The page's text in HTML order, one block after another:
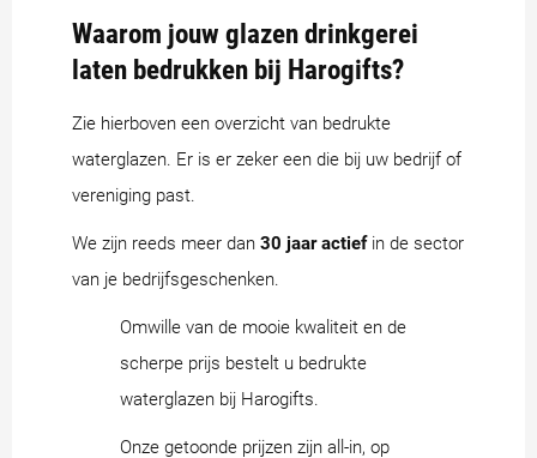
Waarom jouw glazen drinkgerei
laten bedrukken bij Harogifts?
Zie hierboven een overzicht van bedrukte
waterglazen. Er is er zeker een die bij uw bedrijf of
vereniging past.
We zijn reeds meer dan 30 jaar actiefin de sector
van je bedrijfsgeschenken.
Omwille van de mooie kwaliteit en de
scherpe prijs bestelt u bedrukte
waterglazen bij Harogifts.
Onze getoonde prijzen zijn all-in, op